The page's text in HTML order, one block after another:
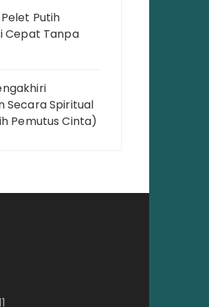
Putih
Cepat Tanpa
Secara Spiritual
Pemutus Cinta)